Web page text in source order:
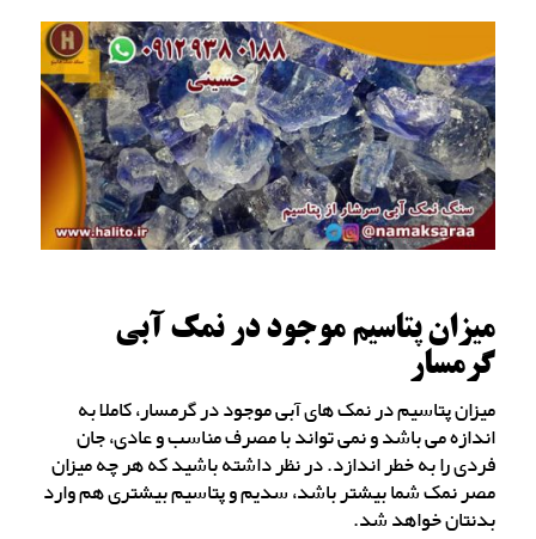
میزان پتاسیم موجود در نمک آبی
گرمسار
میزان پتاسیم در نمک های آبی موجود در گرمسار، کاملا به
اندازه می باشد و نمی تواند با مصرف مناسب و عادی، جان
فردی را به خطر اندازد. در نظر داشته باشید که هر چه میزان
مصر نمک شما بیشتر باشد، سدیم و پتاسیم بیشتری هم وارد
بدنتان خواهد شد.